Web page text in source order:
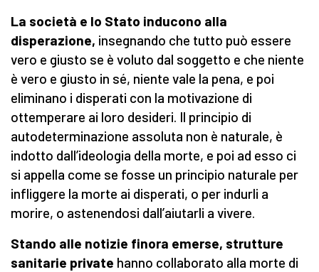
La società e lo Stato inducono alla
disperazione, insegnando che tutto può essere
vero e giusto se è voluto dal soggetto e che niente
è vero e giusto in sé, niente vale la pena, e poi
eliminano i disperati con la motivazione di
ottemperare ai loro desideri. Il principio di
autodeterminazione assoluta non è naturale, è
indotto dall’ideologia della morte, e poi ad esso ci
si appella come se fosse un principio naturale per
infliggere la morte ai disperati, o per indurli a
morire, o astenendosi dall’aiutarli a vivere.
Stando alle notizie finora emerse, strutture
sanitarie private hanno collaborato alla morte di